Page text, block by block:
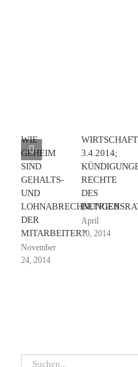
WIE
GEHEIM
SIND
GEHALTS-
UND
LOHNABRECHNUNGEN
DER
MITARBEITER?
November
24, 2014
3.4.2014;
RECHTE
DES
April
10, 2014
Suche